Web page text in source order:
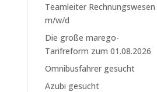
Teamleiter Rechnungswesen
m/w/d
Die große marego-
Tarifreform zum 01.08.2026
Omnibusfahrer gesucht
Azubi gesucht